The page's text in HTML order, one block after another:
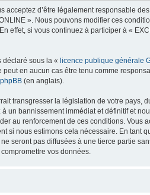
acceptez d’être légalement responsable
». Nous pouvons modifier ces
effet, si vous continuez à participer à «
déclaré sous la « licence publique générale
en aucun cas être tenu comme
(en anglais).
transgresser la législation de votre pays,
un bannissement immédiat et définitif et
au renforcement de ces conditions. Vous
si nous estimons cela nécessaire. En tant
seront pas diffusées à une tierce partie
vos données.